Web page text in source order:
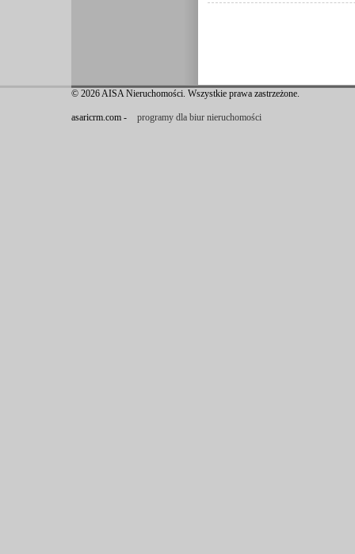
© 2026 AISA Nieruchomości. Wszystkie prawa zastrzeżone.
asaricrm.com - programy dla biur nieruchomości